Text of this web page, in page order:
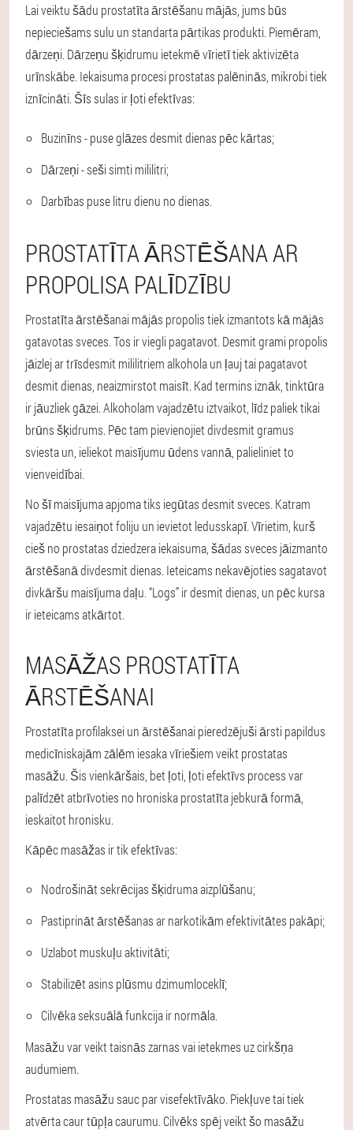
Lai veiktu šādu prostatīta ārstēšanu mājās, jums būs
nepieciešams sulu un standarta pārtikas produkti. Piemēram,
dārzeņi. Dārzeņu šķidrumu ietekmē vīrietī tiek aktivizēta
urīnskābe. Iekaisuma procesi prostatas palēninās, mikrobi tiek
iznīcināti. Šīs sulas ir ļoti efektīvas:
Buzinīns - puse glāzes desmit dienas pēc kārtas;
Dārzeņi - seši simti mililitri;
Darbības puse litru dienu no dienas.
PROSTATĪTA ĀRSTĒŠANA AR
PROPOLISA PALĪDZĪBU
Prostatīta ārstēšanai mājās propolis tiek izmantots kā mājās
gatavotas sveces. Tos ir viegli pagatavot. Desmit grami propolis
jāizlej ar trīsdesmit mililitriem alkohola un ļauj tai pagatavot
desmit dienas, neaizmirstot maisīt. Kad termins iznāk, tinktūra
ir jāuzliek gāzei. Alkoholam vajadzētu iztvaikot, līdz paliek tikai
brūns šķidrums. Pēc tam pievienojiet divdesmit gramus
sviesta un, ieliekot maisījumu ūdens vannā, palieliniet to
vienveidībai.
No šī maisījuma apjoma tiks iegūtas desmit sveces. Katram
vajadzētu iesaiņot foliju un ievietot ledusskapī. Vīrietim, kurš
cieš no prostatas dziedzera iekaisuma, šādas sveces jāizmanto
ārstēšanā divdesmit dienas. Ieteicams nekavējoties sagatavot
divkāršu maisījuma daļu. “Logs” ir desmit dienas, un pēc kursa
ir ieteicams atkārtot.
MASĀŽAS PROSTATĪTA
ĀRSTĒŠANAI
Prostatīta profilaksei un ārstēšanai pieredzējuši ārsti papildus
medicīniskajām zālēm iesaka vīriešiem veikt prostatas
masāžu. Šis vienkāršais, bet ļoti, ļoti efektīvs process var
palīdzēt atbrīvoties no hroniska prostatīta jebkurā formā,
ieskaitot hronisku.
Kāpēc masāžas ir tik efektīvas:
Nodrošināt sekrēcijas šķidruma aizplūšanu;
Pastiprināt ārstēšanas ar narkotikām efektivitātes pakāpi;
Uzlabot muskuļu aktivitāti;
Stabilizēt asins plūsmu dzimumloceklī;
Cilvēka seksuālā funkcija ir normāla.
Masāžu var veikt taisnās zarnas vai ietekmes uz cirkšņa
audumiem.
Prostatas masāžu sauc par visefektīvāko. Piekļuve tai tiek
atvērta caur tūpļa caurumu. Cilvēks spēj veikt šo masāžu